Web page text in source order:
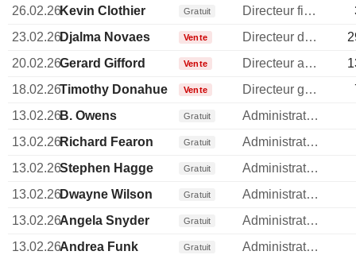
26.02.26Kevin Clothier Gratuit Directeur financier
23.02.26Djalma Novaes Vente Directeur des operations
20.02.26Gerard Gifford Vente Directeur administratif
18.02.26Timothy Donahue Vente Directeur general
13.02.26B. Owens Gratuit
Administrateur
13.02.26Richard Fearon Gratuit
Administrateur
13.02.26Stephen Hagge Gratuit
Administrateur
13.02.26Dwayne Wilson Gratuit
Administrateur
13.02.26Angela Snyder Gratuit
Administrateur
13.02.26Andrea Funk Gratuit
Administrateur